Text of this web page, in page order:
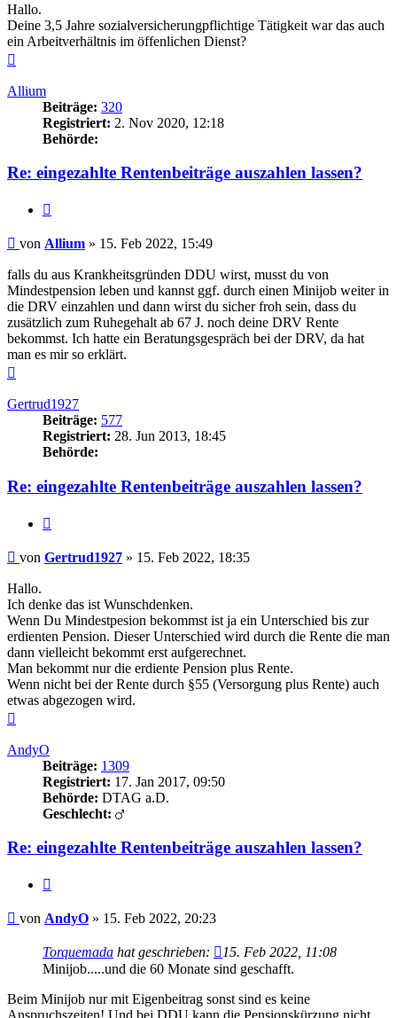
Hallo.
Deine 3,5 Jahre sozialversicherungpflichtige Tätigkeit war das auch
ein Arbeitverhältnis im öffenlichen Dienst?
Allium
Beiträge: 320
Registriert: 2. Nov 2020, 12:18
Behörde:
Re: eingezahlte Rentenbeiträge auszahlen lassen?
Beitrag
von Allium » 15. Feb 2022, 15:49
falls du aus Krankheitsgründen DDU wirst, musst du von
Mindestpension leben und kannst ggf. durch einen Minijob weiter in
die DRV einzahlen und dann wirst du sicher froh sein, dass du
zusätzlich zum Ruhegehalt ab 67 J. noch deine DRV Rente
bekommst. Ich hatte ein Beratungsgespräch bei der DRV, da hat
man es mir so erklärt.
Gertrud1927
Beiträge: 577
Registriert: 28. Jun 2013, 18:45
Behörde:
Re: eingezahlte Rentenbeiträge auszahlen lassen?
Beitrag
von Gertrud1927 » 15. Feb 2022, 18:35
Hallo.
Ich denke das ist Wunschdenken.
Wenn Du Mindestpesion bekommst ist ja ein Unterschied bis zur
erdienten Pension. Dieser Unterschied wird durch die Rente die man
dann vielleicht bekommt erst aufgerechnet.
Man bekommt nur die erdiente Pension plus Rente.
Wenn nicht bei der Rente durch §55 (Versorgung plus Rente) auch
etwas abgezogen wird.
AndyO
Beiträge: 1309
Registriert: 17. Jan 2017, 09:50
Behörde: DTAG a.D.
Geschlecht:
Re: eingezahlte Rentenbeiträge auszahlen lassen?
Beitrag
von AndyO » 15. Feb 2022, 20:23
Torquemada hat geschrieben:
15. Feb 2022, 11:08
Minijob.....und die 60 Monate sind geschafft.
Beim Minijob nur mit Eigenbeitrag sonst sind es keine
Anspruchszeiten! Und bei DDU kann die Pensionskürzung nicht